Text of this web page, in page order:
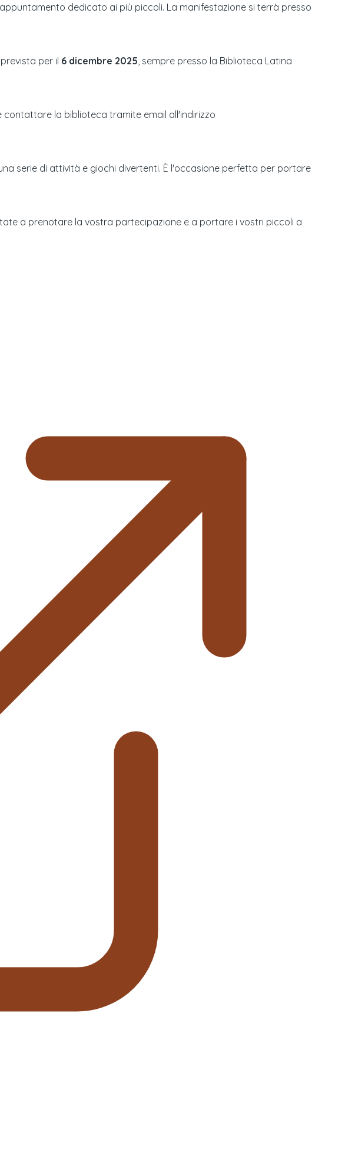
appuntamento dedicato ai più piccoli. La manifestazione si terrà presso
per il 6 dicembre 2025 , sempre presso la Biblioteca Latina
la biblioteca tramite email all'indirizzo
serie di attività e giochi divertenti. È l'occasione perfetta per portare
a prenotare la vostra partecipazione e a portare i vostri piccoli a